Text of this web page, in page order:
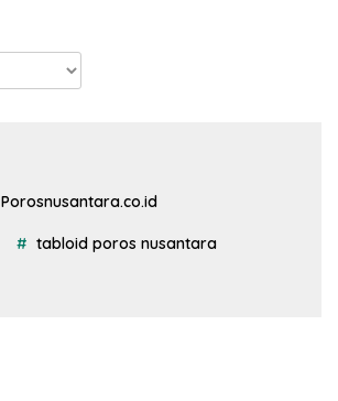
Porosnusantara.co.id
tabloid poros nusantara